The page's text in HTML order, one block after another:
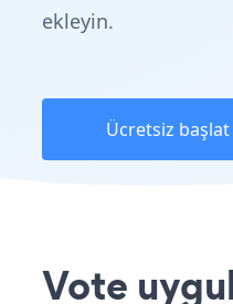
ekleyin.
Ücretsiz başlat
Vote